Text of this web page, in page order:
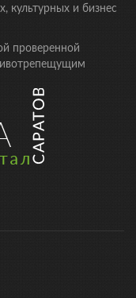
культурных и бизнес
проверенной